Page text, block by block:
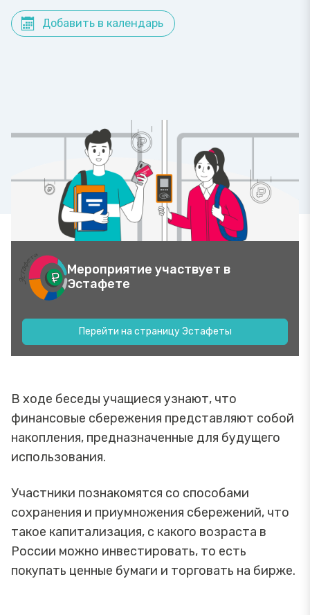
Добавить в календарь
Мероприятие участвует в
Эстафете
Перейти на страницу Эстафеты
В ходе беседы учащиеся узнают, что
финансовые сбережения представляют собой
накопления, предназначенные для будущего
использования.
Участники познакомятся со способами
сохранения и приумножения сбережений, что
такое капитализация, с какого возраста в
России можно инвестировать, то есть
покупать ценные бумаги и торговать на бирже.